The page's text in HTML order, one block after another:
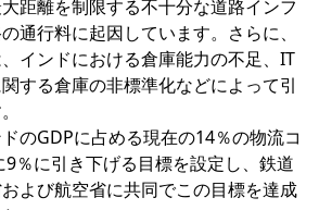
距離を制限する不十分な道路インフ
通行料に起因しています。さらに、
インドにおける倉庫能力の不足、IT
する倉庫の非標準化などによって引
のGDPに占める現在の14％の物流コ
％に引き下げる目標を設定し、鉄道
よび航空省に共同でこの目標を達成